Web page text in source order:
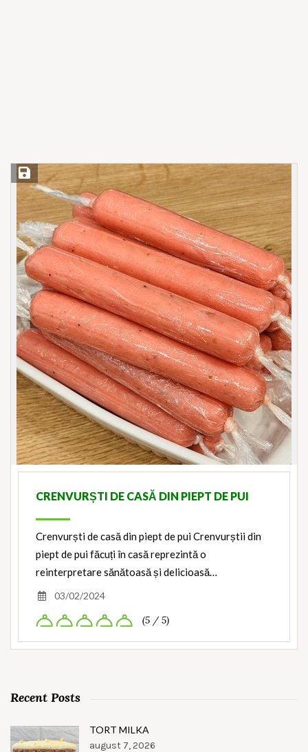
Save Recipe
CRENVURȘTI DE CASĂ DIN PIEPT DE PUI
Crenvurști de casă din piept de pui Crenvurștii din
piept de pui făcuți în casă reprezintă o
reinterpretare sănătoasă și delicioasă…
03/02/2024
(5 / 5)
Recent Posts
TORT MILKA
august 7, 2026